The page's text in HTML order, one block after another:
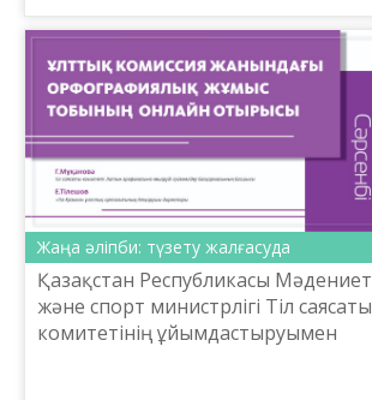
Жаңа әліпби: түзету жалғасуда
Қазақстан Республикасы Мәдениет
және спорт министрлігі Тіл саясаты
комитетінің ұйымдастыруымен